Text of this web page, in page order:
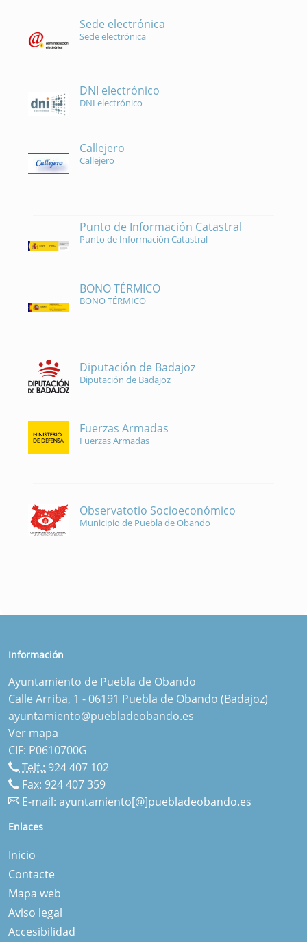
Sede electrónica
Sede electrónica
DNI electrónico
DNI electrónico
Callejero
Callejero
Punto de Información Catastral
Punto de Información Catastral
BONO TÉRMICO
BONO TÉRMICO
Diputación de Badajoz
Diputación de Badajoz
Fuerzas Armadas
Fuerzas Armadas
Observatotio Socioeconómico
Municipio de Puebla de Obando
Información
Ayuntamiento de Puebla de Obando
Calle Arriba, 1 - 06191 Puebla de Obando (Badajoz)
ayuntamiento@puebladeobando.es
Ver mapa
CIF: P0610700G
Telf.: 924 407 102
Fax: 924 407 359
E-mail: ayuntamiento[@]puebladeobando.es
Enlaces
Inicio
Contacte
Mapa web
Aviso legal
Accesibilidad